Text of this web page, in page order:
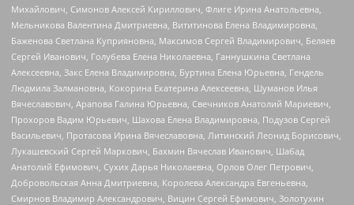
Михайлович, Симонов Алексей Кириллович, Флиге Ирина Анатольевна,
Мельникова Валентина Дмитриевна, Вититинова Елена Владимировна,
Баженова Светлана Куприяновна, Максимов Сергей Владимирович, Беляев
Сергей Иванович, Голубева Елена Николаевна, Ганнушкина Светлана
Алексеевна, Закс Елена Владимировна, Буртина Елена Юрьевна, Гендель
Людмила Залмановна, Кокорина Екатерина Алексеевна, Шуманов Илья
Вячеславович, Арапова Галина Юрьевна, Свечников Анатолий Мариевич,
Прохоров Вадим Юрьевич, Шахова Елена Владимировна, Подузов Сергей
Васильевич, Протасова Ирина Вячеславовна, Литинский Леонид Борисович,
Лукашевский Сергей Маркович, Бахмин Вячеслав Иванович, Шабад
Анатолий Ефимович, Сухих Дарья Николаевна, Орлов Олег Петрович,
Добровольская Анна Дмитриевна, Королева Александра Евгеньевна,
Смирнов Владимир Александрович, Вицин Сергей Ефимович, Золотухин